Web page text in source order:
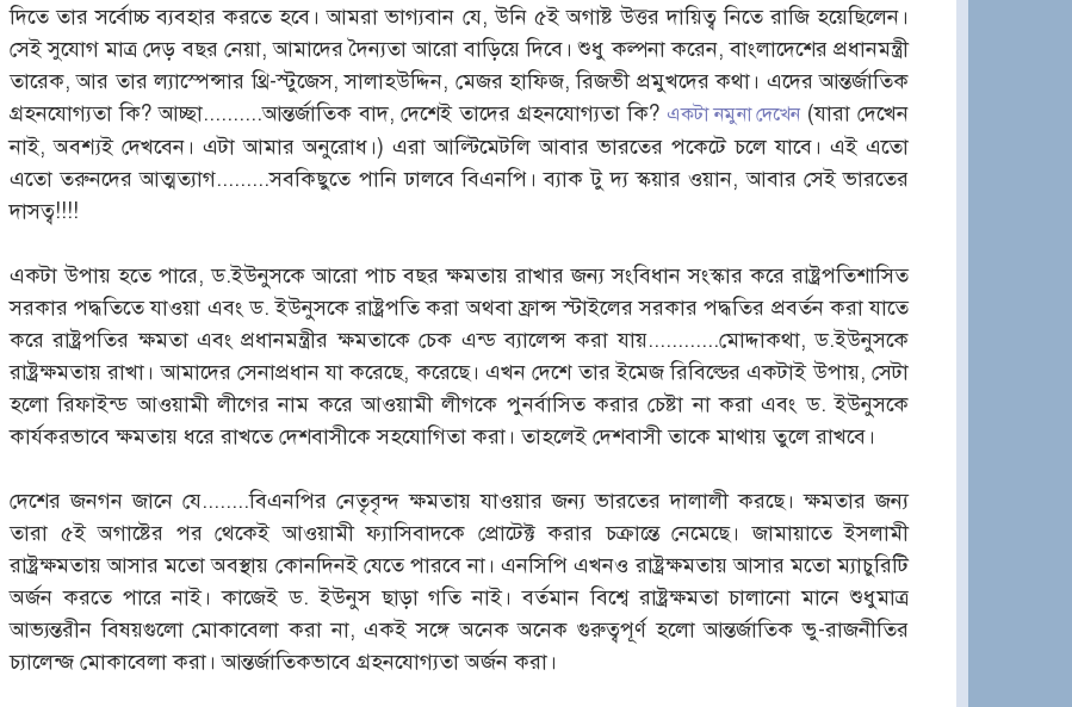
দিতে তার সর্বোচ্চ ব্যবহার করতে হবে। আমরা ভাগ্যবান যে, উনি ৫ই অগাষ্ট উত্তর দায়িত্ব নিতে রাজি হয়েছিলেন।
সেই সুযোগ মাত্র দেড় বছর নেয়া, আমাদের দৈন্যতা আরো বাড়িয়ে দিবে। শুধু কল্পনা করেন, বাংলাদেশের প্রধানমন্ত্রী
তারেক, আর তার ল্যাস্পেন্সার থ্রি-স্টুজেস, সালাহউদ্দিন, মেজর হাফিজ, রিজভী প্রমুখদের কথা। এদের আন্তর্জাতিক
গ্রহনযোগ্যতা কি? আচ্ছা..........আন্তর্জাতিক বাদ, দেশেই তাদের গ্রহনযোগ্যতা কি? একটা নমুনা দেখেন (যারা দেখেন
নাই, অবশ্যই দেখবেন। এটা আমার অনুরোধ।) এরা আল্টিমেটলি আবার ভারতের পকেটে চলে যাবে। এই এতো
এতো তরুনদের আত্মত্যাগ.........সবকিছুতে পানি ঢালবে বিএনপি। ব্যাক টু দ্য স্কয়ার ওয়ান, আবার সেই ভারতের
দাসত্ব!!!!
একটা উপায় হতে পারে, ড.ইউনুসকে আরো পাচ বছর ক্ষমতায় রাখার জন্য সংবিধান সংস্কার করে রাষ্ট্রপতিশাসিত
সরকার পদ্ধতিতে যাওয়া এবং ড. ইউনুসকে রাষ্ট্রপতি করা অথবা ফ্রান্স স্টাইলের সরকার পদ্ধতির প্রবর্তন করা যাতে
করে রাষ্ট্রপতির ক্ষমতা এবং প্রধানমন্ত্রীর ক্ষমতাকে চেক এন্ড ব্যালেন্স করা যায়............মোদ্দাকথা, ড.ইউনুসকে
রাষ্ট্রক্ষমতায় রাখা। আমাদের সেনাপ্রধান যা করেছে, করেছে। এখন দেশে তার ইমেজ রিবিল্ডের একটাই উপায়, সেটা
হলো রিফাইন্ড আওয়ামী লীগের নাম করে আওয়ামী লীগকে পুনর্বাসিত করার চেষ্টা না করা এবং ড. ইউনুসকে
কার্যকরভাবে ক্ষমতায় ধরে রাখতে দেশবাসীকে সহযোগিতা করা। তাহলেই দেশবাসী তাকে মাথায় তুলে রাখবে।
দেশের জনগন জানে যে........বিএনপির নেতৃবৃন্দ ক্ষমতায় যাওয়ার জন্য ভারতের দালালী করছে। ক্ষমতার জন্য
তারা ৫ই অগাষ্টের পর থেকেই আওয়ামী ফ্যাসিবাদকে প্রোটেক্ট করার চক্রান্তে নেমেছে। জামায়াতে ইসলামী
রাষ্ট্রক্ষমতায় আসার মতো অবস্থায় কোনদিনই যেতে পারবে না। এনসিপি এখনও রাষ্ট্রক্ষমতায় আসার মতো ম্যাচুরিটি
অর্জন করতে পারে নাই। কাজেই ড. ইউনুস ছাড়া গতি নাই। বর্তমান বিশ্বে রাষ্ট্রক্ষমতা চালানো মানে শুধুমাত্র
আভ্যন্তরীন বিষয়গুলো মোকাবেলা করা না, একই সঙ্গে অনেক অনেক গুরুত্বপূর্ণ হলো আন্তর্জাতিক ভু-রাজনীতির
চ্যালেন্জ মোকাবেলা করা। আন্তর্জাতিকভাবে গ্রহনযোগ্যতা অর্জন করা।